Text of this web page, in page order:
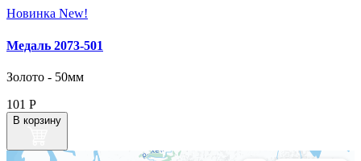
Новинка New!
Медаль 2073‑501
Золото - 50мм
101 Р
В корзину